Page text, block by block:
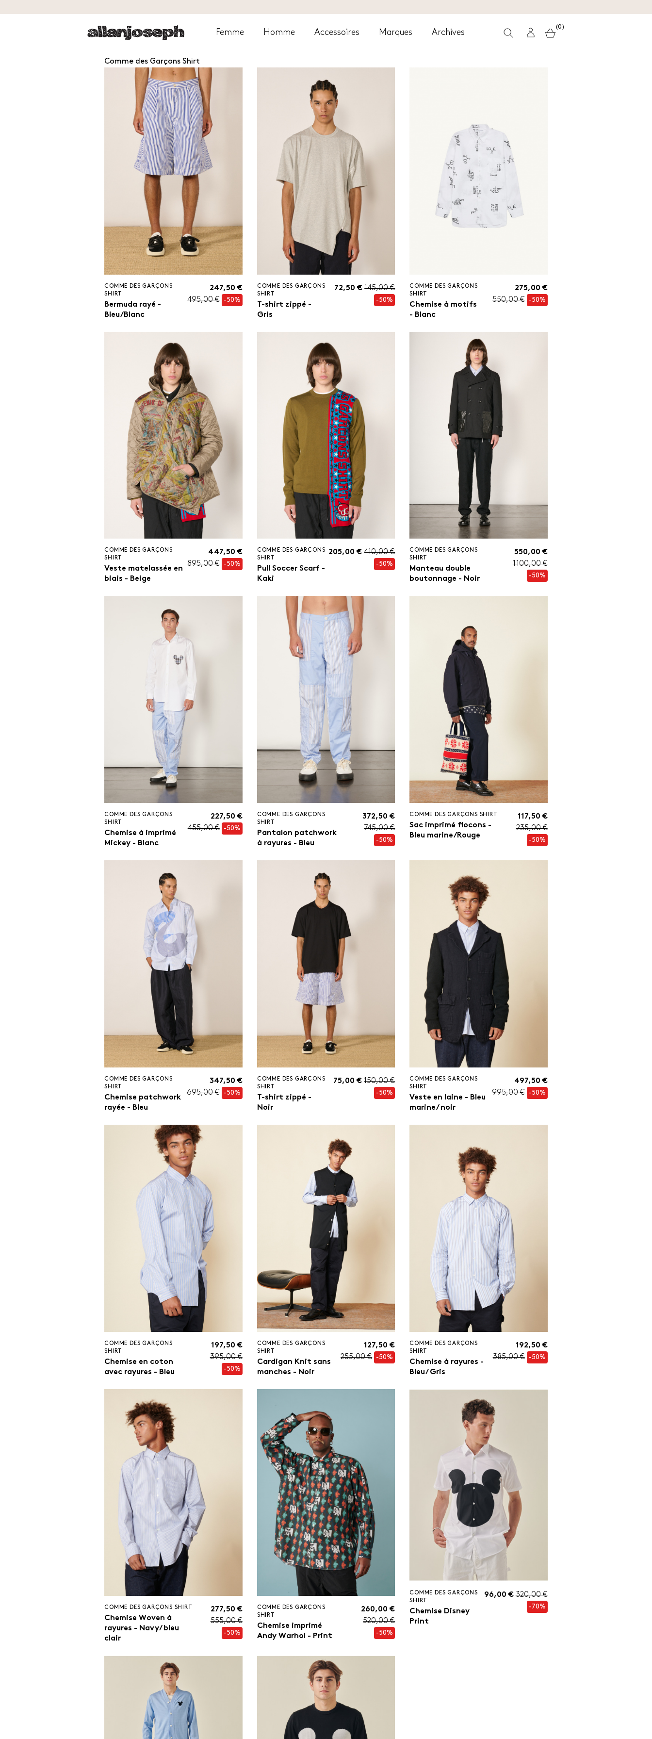
Femme Homme Accessoires Marques Archives
(0)
Comme des Garçons Shirt
COMME DES GARÇONS
SHIRT
Bermuda rayé -
Bleu/Blanc
247,50 €
495,00 €
-50%
COMME DES GARÇONS
SHIRT
T-shirt zippé -
Gris
72,50 € 145,00 €
-50%
COMME DES GARÇONS
SHIRT
Chemise à motifs
- Blanc
275,00 €
550,00 €
-50%
COMME DES GARÇONS
SHIRT
Veste matelassée en
biais - Beige
447,50 €
895,00 €
-50%
COMME DES GARÇONS
SHIRT
Pull Soccer Scarf -
Kaki
205,00 € 410,00 €
-50%
COMME DES GARÇONS
SHIRT
Manteau double
boutonnage - Noir
550,00 €
1 100,00 €
-50%
COMME DES GARÇONS
SHIRT
Chemise à imprimé
Mickey - Blanc
227,50 €
455,00 €
-50%
COMME DES GARÇONS
SHIRT
Pantalon patchwork
à rayures - Bleu
372,50 €
745,00 €
-50%
COMME DES GARÇONS SHIRT
Sac imprimé flocons -
Bleu marine/Rouge
117,50 €
235,00 €
-50%
COMME DES GARÇONS
SHIRT
Chemise patchwork
rayée - Bleu
347,50 €
695,00 €
-50%
COMME DES GARÇONS
SHIRT
T-shirt zippé -
Noir
75,00 € 150,00 €
-50%
COMME DES GARÇONS
SHIRT
Veste en laine - Bleu
marine/ noir
497,50 €
995,00 €
-50%
COMME DES GARÇONS
SHIRT
Chemise en coton
avec rayures - Bleu
197,50 €
395,00 €
-50%
COMME DES GARÇONS
SHIRT
Cardigan Knit sans
manches - Noir
127,50 €
255,00 € -50%
COMME DES GARÇONS
SHIRT
Chemise à rayures -
Bleu/ Gris
192,50 €
385,00 €
-50%
COMME DES GARÇONS SHIRT
Chemise Woven à
rayures - Navy/ bleu
clair
277,50 €
555,00 €
-50%
COMME DES GARÇONS
SHIRT
Chemise imprimé
Andy Warhol - Print
260,00 €
520,00 €
-50%
COMME DES GARÇONS
SHIRT
Chemise Disney
Print
96,00 € 320,00 €
-70%